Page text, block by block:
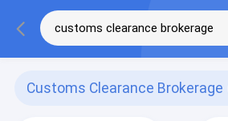
Customs Clearance Brokerage